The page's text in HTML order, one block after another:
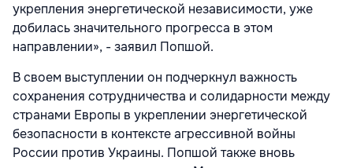
укрепления энергетической независимости, уже
добилась значительного прогресса в этом
направлении», - заявил Попшой.
В своем выступлении он подчеркнул важность
сохранения сотрудничества и солидарности между
странами Европы в укреплении энергетической
безопасности в контексте агрессивной войны
России против Украины. Попшой также вновь